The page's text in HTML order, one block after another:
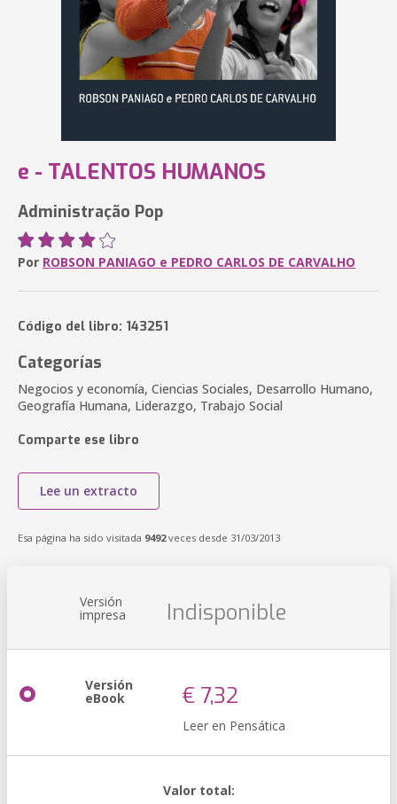
e - TALENTOS HUMANOS
Administração Pop
Por ROBSON PANIAGO e PEDRO CARLOS DE CARVALHO
Código del libro: 143251
Categorías
Negocios y economía, Ciencias Sociales, Desarrollo Humano,
Geografía Humana, Liderazgo, Trabajo Social
Comparte ese libro
Lee un extracto
Esa página ha sido visitada 9492veces desde 31/03/2013
Versión
impresa Indisponible
Versión
eBook € 7,32
Leer en Pensática
Valor total: